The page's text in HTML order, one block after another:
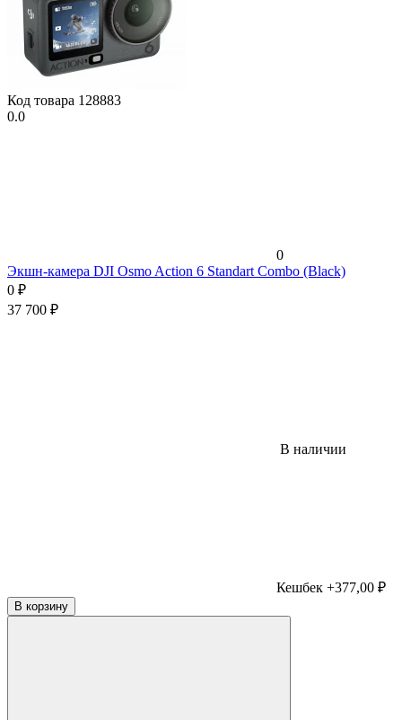
Код товара 128883
0.0
0
Экшн-камера DJI Osmo Action 6 Standart Combo (Black)
0 ₽
37 700 ₽
В наличии
Кешбек +377,00 ₽
В корзину